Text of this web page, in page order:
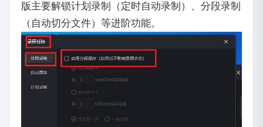
版主要解锁计划录制（定时自动录制）、分段录制
（自动切分文件）等进阶功能。